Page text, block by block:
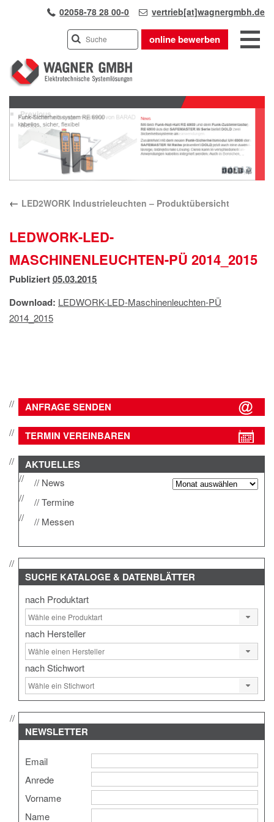
02058-78 28 00-0 vertrieb[at]wagnergmbh.de
online bewerben
INDUSTRIEVERTRETUNG
UNSER TEAM
WIR ÜBER UNS
KARRIERE
PRODUKTE
APPLIKATIONEN
KONTAKT
ANFAHRT
IMPRESSUM
DATENSCHUTZ
Previous
Next
← LED2WORK Industrieleuchten – Produktübersicht
LEDWORK-LED-
MASCHINENLEUCHTEN-PÜ 2014_2015
Publiziert05.03.2015
Download: LEDWORK-LED-Maschinenleuchten-PÜ
2014_2015
ANFRAGE SENDEN
TERMIN VEREINBAREN
AKTUELLES
News
Termine
Messen
SUCHE KATALOGE & DATENBLÄTTER
nach Produktart
nach Hersteller
nach Stichwort
NEWSLETTER
Email
Anrede
Vorname
Name